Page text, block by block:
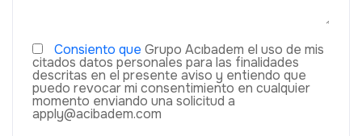
Consiento que Grupo Acıbadem el uso de mis
citados datos personales para las finalidades
descritas en el presente aviso y entiendo que
puedo revocar mi consentimiento en cualquier
momento enviando una solicitud a
apply@acibadem.com